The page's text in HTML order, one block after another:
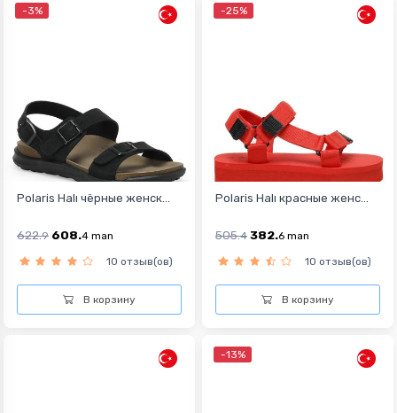
-3%
Polaris Halı чёрные женск...
622.9 608.4 man
10 отзыв(ов)
В корзину
-25%
Polaris Halı красные женс...
505.4 382.6 man
10 отзыв(ов)
В корзину
-13%